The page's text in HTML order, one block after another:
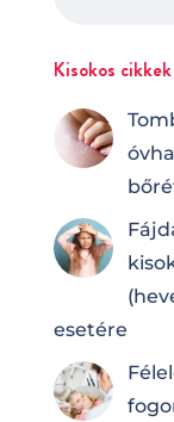
Kisokos cikkek
esetére